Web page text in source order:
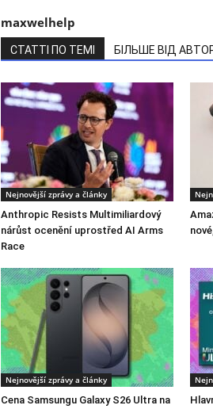
maxwelhelp
СТАТТІ ПО ТЕМІ БІЛЬШЕ ВІД
Nejnovější zprávy a články
Anthropic Resists Multimiliardový
nárůst ocenění uprostřed AI Arms
Race
Nejnovější zprávy a články
Cena Samsungu Galaxy S26 Ultra na